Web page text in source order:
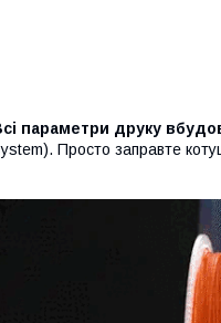
параметри друку
Просто заправте